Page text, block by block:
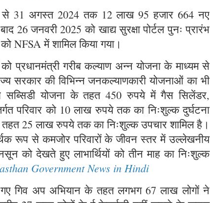
से 31 अगस्त 2024 तक 12 लाख 95 हजार 664 नए
26 जनवरी 2025 को खाद्य सुरक्षा पोर्टल पुनः प्रारंभ
NFSA में शामिल किया गया।
प्रधानमंत्री गरीब कल्याण अन्न योजना के माध्यम से
सरकार की विभिन्न जनकल्याणकारी योजनाओं का भी
सब्सिडी योजना के तहत 450 रुपये में गैस सिलेंडर,
परिवार को 10 लाख रुपये तक का निःशुल्क दुर्घटना
तहत 25 लाख रुपये तक का निःशुल्क उपचार शामिल है।
रूप से कमजोर परिवारों के जीवन स्तर में उल्लेखनीय
को देखते हुए लाभार्थियों को तीन माह का निःशुल्क
Government News in Hindi
गए गिव अप अभियान के तहत लगभग 67 लाख लोगों ने